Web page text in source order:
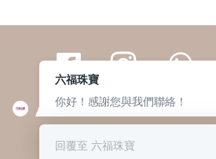
繁體 | 簡体
© 六福集團 版權所有 不得轉載
六福珠寶
你好！感謝您與我們聯絡！
回覆至 六福珠寶